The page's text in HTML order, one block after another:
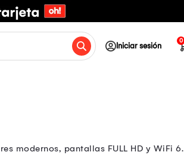
Iniciar sesión
0
modernos, pantallas FULL HD y WiFi 6.